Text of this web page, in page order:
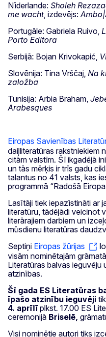
Nīderlande: Sholeh
me wacht, izdevējs:
Portugāle: Gabriela Ruivo,
Porto Editora
Serbijā: Bojan Krivokapić,
Slovēnija: Tina Vrščaj, Na
založba
Tunisija: Arbia Braham,
Arabesques
Eiropas Savienības
daiļliteratūras rakstniekiem
citām valstīm. Šī ikgadējā
un tās mērķis ir trīs gadu
talantus no 41 valsts, kas
programmā “Radošā
Lasītāji tiek iepazīstināti ar
literatūru, tādējādi veicinot
literārajiem darbiem un
mūsdienu literatūras
Septiņi Eiropas žūrijas
visām nominētajām
Literatūras balvas ieguvēju
atzinības.
Šī gada ES Literatūras
īpašo atzinību ieguvēji
4. aprīlī plkst. 17.00 ES
ceremonijā Briselē,
Visi nominētie autori tiks